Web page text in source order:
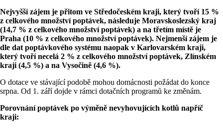
Nejvyšší zájem je přitom ve Středočeském kraji, který tvoří 15 %
z celkového množství poptávek, následuje Moravskoslezský kraj
(14,7 % z celkového množství poptávek) a na třetím místě je
Praha (10 % z celkového množství poptávek). Nejmenší zájem je
dle dat poptávkového systému naopak v Karlovarském kraji,
který tvoří necelá 2 % z celkového množství poptávek, Zlínském
kraji (4,5 %) a na Vysočině (4,6 %).
O dotace ve stávající podobě mohou domácnosti požádat do konce
srpna. Od 1. září dojde v rámci dotačních programů ke změnám.
Porovnání poptávek po výměně nevyhovujících kotlů napříč
kraji: